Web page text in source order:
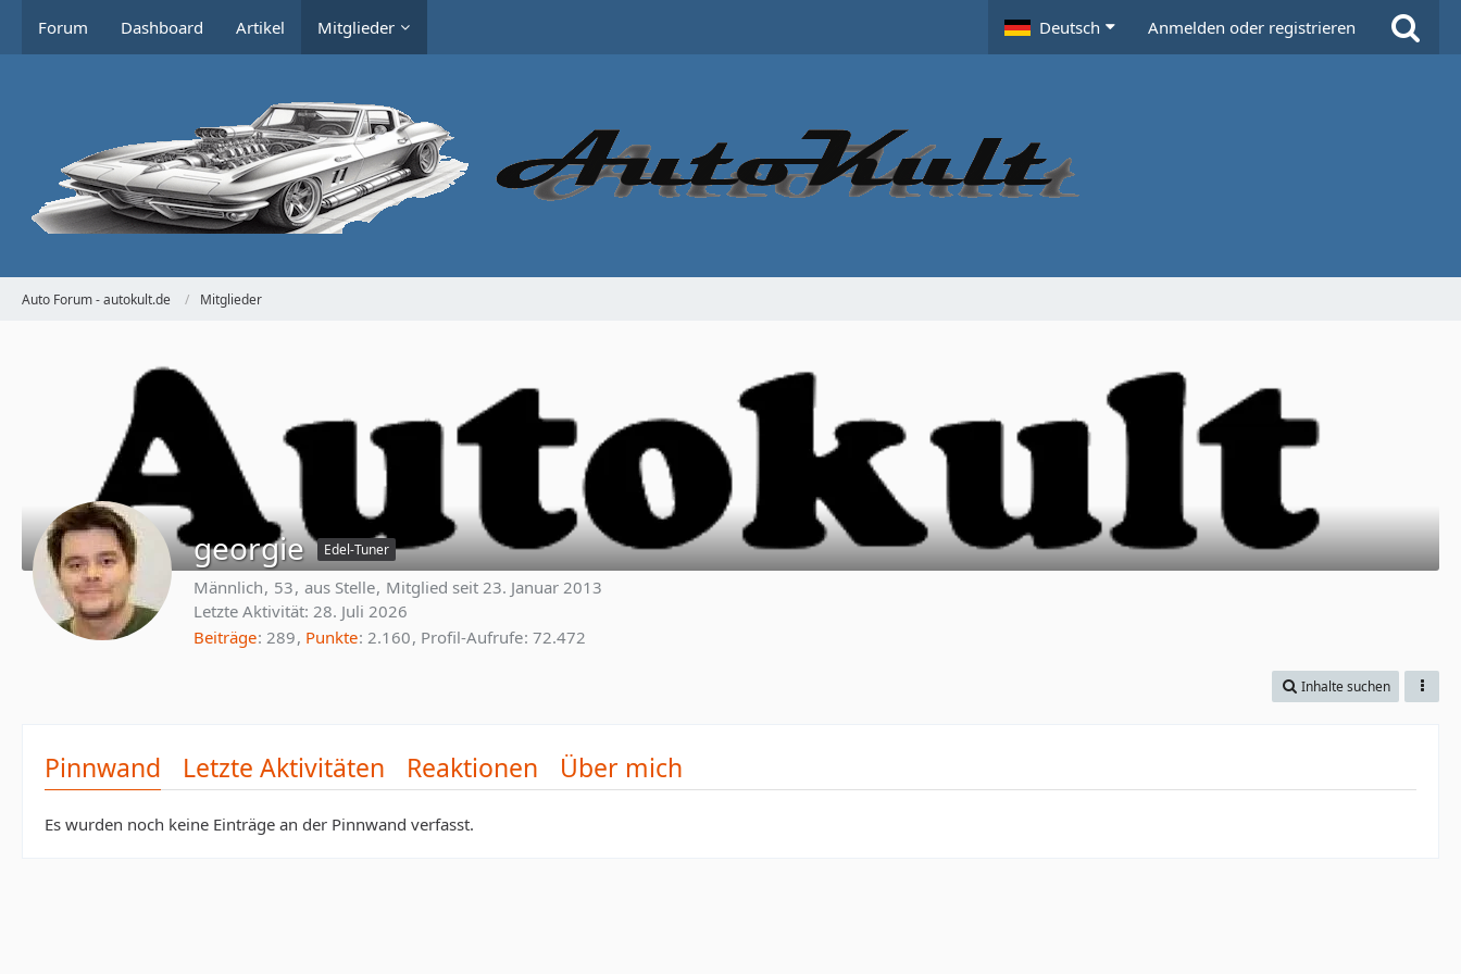
Forum Dashboard Artikel Mitglieder Deutsch Anmelden oder registrieren
Auto Forum - autokult.de Mitglieder
georgie Edel-Tuner
Männlich 53 aus Stelle Mitglied seit 23. Januar 2013
Letzte Aktivität: 28. Juli 2026
Beiträge 289 Punkte 2.160 Profil-Aufrufe 72.472
Inhalte suchen
Pinnwand Letzte Aktivitäten Reaktionen Über mich
Es wurden noch keine Einträge an der Pinnwand verfasst.